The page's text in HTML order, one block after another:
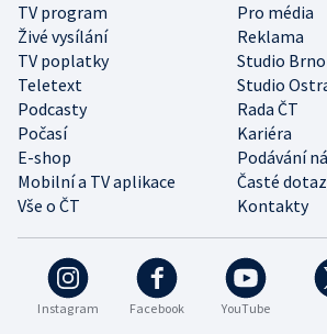
Instagram Facebook YouTube
TV program
Pro média
Živé vysílání
Reklama
TV poplatky
Studio Brno
Teletext
Studio
Podcasty
Rada ČT
Počasí
Kariéra
E-shop
Podávání
Mobilní a TV aplikace
Časté
Vše o ČT
Kontakty